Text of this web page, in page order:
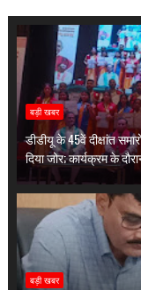
बड़ी खबर
डीडीयू के 45वें दीक्षांत
दिया जोर; कार्यक्रम के
बड़ी खबर